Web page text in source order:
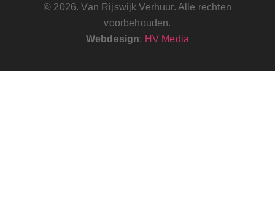
© 2026. Van Rijswijk Verhuur. Alle rechten
voorbehouden.
Webdesign: HV Media